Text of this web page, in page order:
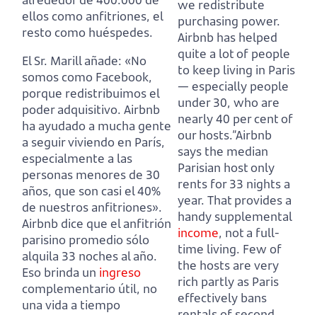
ellos como anfitriones, el
resto como huéspedes.
El Sr. Marill añade: «No
somos como Facebook,
porque redistribuimos el
poder adquisitivo. Airbnb
ha ayudado a mucha gente
a seguir viviendo en París,
especialmente a las
personas menores de 30
años, que son casi el 40%
de nuestros anfitriones».
Airbnb dice que el anfitrión
parisino promedio sólo
alquila 33 noches al año.
Eso brinda un ingreso
complementario útil, no
una vida a tiempo
we redistribute
purchasing power.
Airbnb has helped
quite a lot of people
to keep living in Paris
— especially people
under 30, who are
nearly 40 per cent of
our hosts.”Airbnb
says the median
Parisian host only
rents for 33 nights a
year. That provides a
handy supplemental
income, not a full-
time living. Few of
the hosts are very
rich partly as Paris
effectively bans